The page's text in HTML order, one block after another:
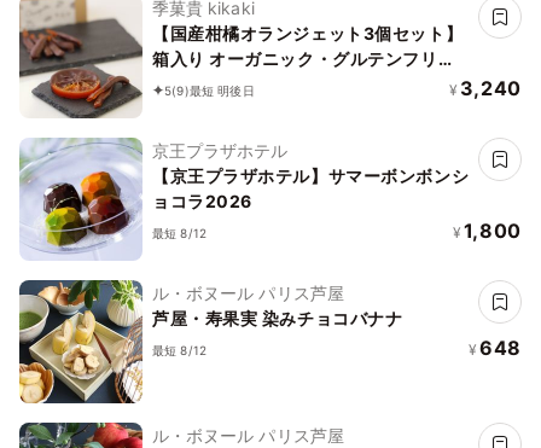
季菓貴 kikaki
【国産柑橘オランジェット3個セット】
箱入り オーガニック・グルテンフリ
ー・添加物不使用・動物性食品不使用
5(9)最短 明後日 ¥ 3,240
京王プラザホテル
【京王プラザホテル】サマーボンボンシ
ョコラ2026
最短 8/12 ¥ 1,800
ル・ボヌール パリス芦屋
芦屋・寿果実 染みチョコバナナ
最短 8/12 ¥ 648
ル・ボヌール パリス芦屋